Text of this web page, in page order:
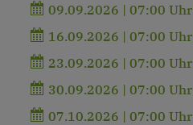
09.09.2026 | 07:00 Uhr
16.09.2026 | 07:00 Uhr
23.09.2026 | 07:00 Uhr
30.09.2026 | 07:00 Uhr
07.10.2026 | 07:00 Uhr